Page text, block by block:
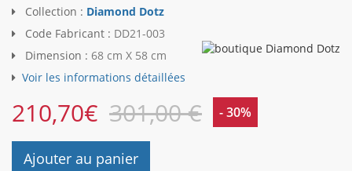
Collection : Diamond Dotz
Code Fabricant : DD21-003
Dimension : 68 cm X 58 cm
Voir les informations détaillées
210,70€ 301,00 € - 30%
Ajouter au panier